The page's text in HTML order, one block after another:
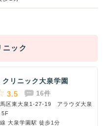
ック
リニック大泉学園
3.5 16件
区東大泉1-27-19 アラウダ大泉
5F
大泉学園駅 徒歩1分